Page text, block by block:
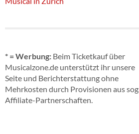
* = Werbung: Beim Ticketkauf über
Musicalzone.de unterstützt ihr unsere
Seite und Berichterstattung ohne
Mehrkosten durch Provisionen aus sog.
Affiliate-Partnerschaften.